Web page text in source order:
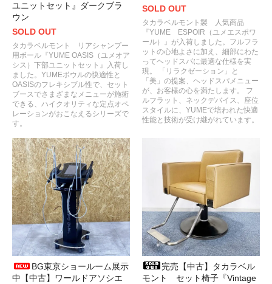
ユニットセット』ダークブラ
ウン
SOLD OUT
タカラベルモント リアシャンプー
用ボール『YUME OASIS（ユメオア
シス）下部ユニットセット』入荷し
ました。YUMEボウルの快適性と
OASISのフレキシブル性で、セット
ブースでさまざまなメニューが施術
できる、ハイクオリティな定点オペ
レーションがおこなえるシリーズで
す。
SOLD OUT
タカラベルモント製 人気商品
『YUME ESPOIR（ユメエスポワ
ール）』が入荷しました。フルフラ
ットの心地よさに加え、細部にわた
ってヘッドスパに最適な仕様を実
現。 「リラクゼーション」と
「美」の提案、ヘッドスパメニュー
が、お客様の心を満たします。 フ
ルフラット、ネックデバイス、座位
スタイルに、YUMEで培われた快適
性能と技術が受け継がれています。
BG東京ショールーム展示
中【中古】ワールドアソシエ
完売【中古】タカラベル
モント セット椅子『Vintage